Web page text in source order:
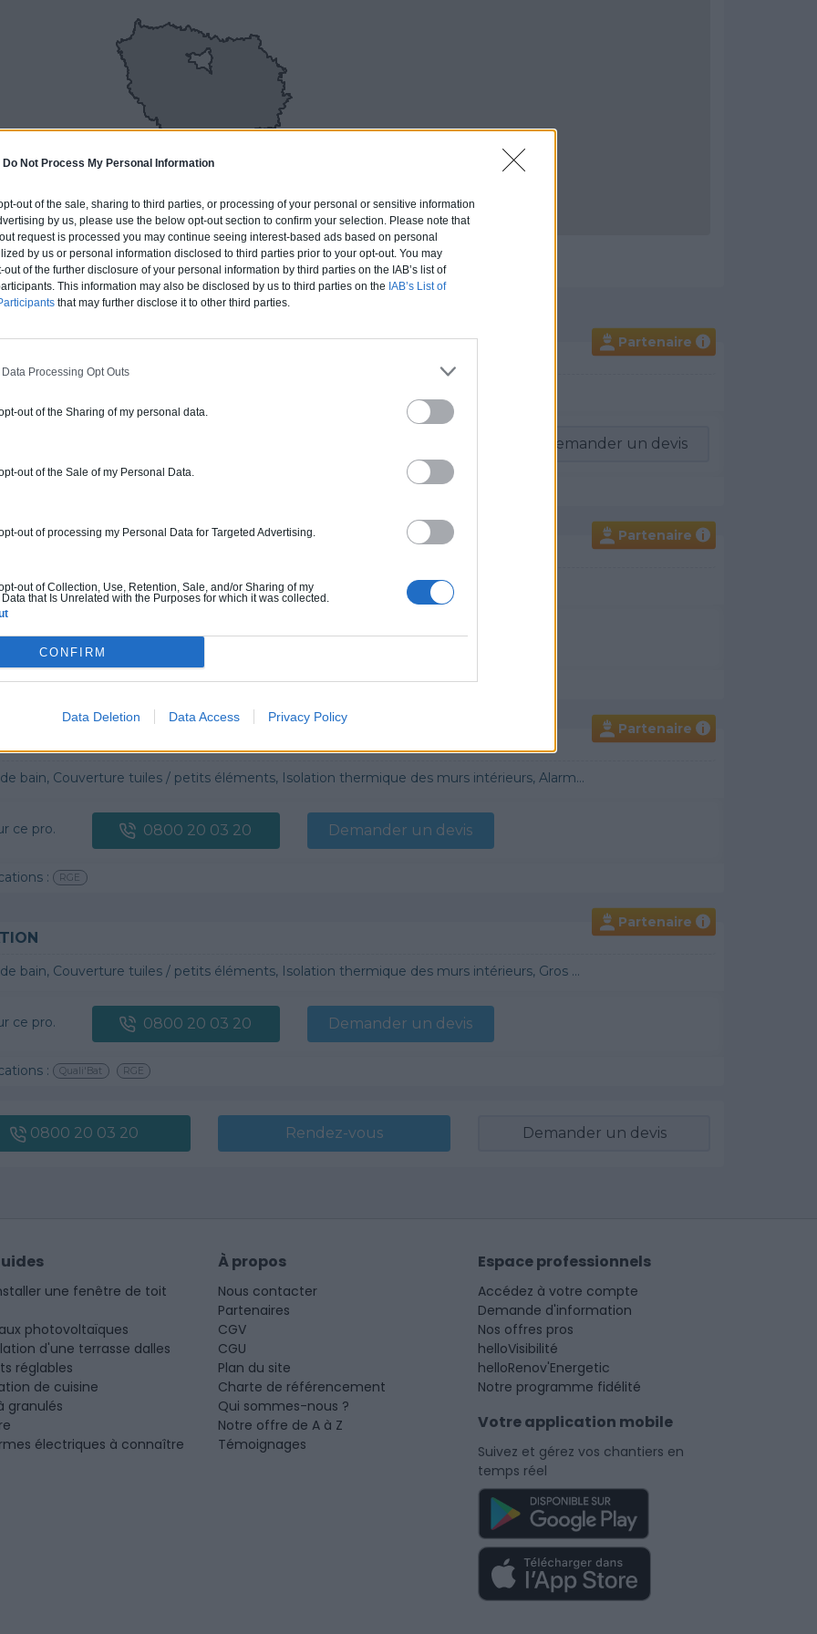
Do Not Process My Personal Information
out of the sale, sharing to third parties, or processing of your personal or sensitive information
by us, please use the below opt-out section to confirm your selection. Please note that
request is processed you may continue seeing interest-based ads based on personal
by us or personal information disclosed to third parties prior to your opt-out. You may
of the further disclosure of your personal information by third parties on the IAB’s list of
This information may also be disclosed by us to third parties on the IAB’s List of
that may further disclose it to other third parties.
Processing Opt Outs
opt-out of the Sharing of my personal data.
opt-out of the Sale of my Personal Data.
opt-out of processing my Personal Data for Targeted Advertising.
opt-out of Collection, Use, Retention, Sale, and/or Sharing of my
Data that Is Unrelated with the Purposes for which it was collected.
CONFIRM
Data Deletion Data Access Privacy Policy
Partenaire i
ce pro. Demander un devis
: Non communiqué
Partenaire i
Borne de recharge
ce pro. 0800 20 03 20 Demander un devis
: RGE
Partenaire i
Couverture tuiles / petits éléments, Isolation thermique des murs intérieurs, Alarme, Isolation des combles aménageables, Traitement de l'eau, Décrassage / Démoussage de toiture, Cheminée, Terrassement, Plancher chauffant
ce pro. 0800 20 03 20 Demander un devis
: RGE
Partenaire i
Couverture tuiles / petits éléments, Isolation thermique des murs intérieurs, Gros œuvre, Plâtre traditionnel, Chauffage Fioul, Bétons cirés
ce pro. 0800 20 03 20 Demander un devis
: Quali'Bat RGE
0800 20 03 20 Rendez-vous Demander un devis
une fenêtre de toit
photovoltaïques
d'une terrasse dalles
réglables
de cuisine
granulés
électriques à connaître
À propos
Nous contacter
Partenaires
CGV
CGU
Plan du site
Charte de référencement
Qui sommes-nous ?
Notre offre de A à Z
Témoignages
Espace professionnels
Accédez à votre compte
Demande d'information
Nos offres pros
helloVisibilité
helloRenov'Energetic
Notre programme fidélité
Votre application mobile
Suivez et gérez vos chantiers en
temps réel